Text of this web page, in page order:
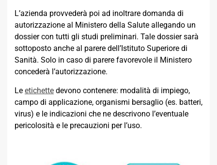
L’azienda provvederà poi ad inoltrare domanda di
autorizzazione al Ministero della Salute allegando un
dossier con tutti gli studi preliminari. Tale dossier sarà
sottoposto anche al parere dell’Istituto Superiore di
Sanità. Solo in caso di parere favorevole il Ministero
concederà l’autorizzazione.
Le etichette devono contenere: modalità di impiego,
campo di applicazione, organismi bersaglio (es. batteri,
virus) e le indicazioni che ne descrivono l’eventuale
pericolosità e le precauzioni per l’uso.